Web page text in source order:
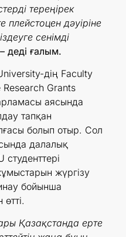
тереңірек
плейстоцен дәуіріне
сенімді
– деді ғалым.
дің Faculty
Grants
аясында
тапқан
болып отыр. Сол
далалық
студенттері
жүргізу
бойынша
Қазақстанда ерте